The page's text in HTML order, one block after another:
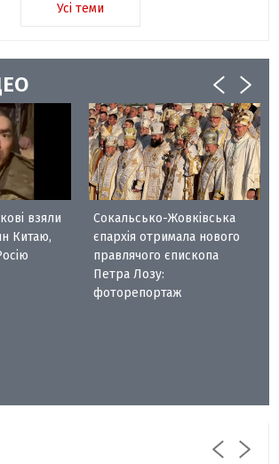
Усі теми
взяли
Китаю,
Сокальсько-Жовківська
єпархія отримала нового
правлячого єпископа
Петра Лозу:
фоторепортаж